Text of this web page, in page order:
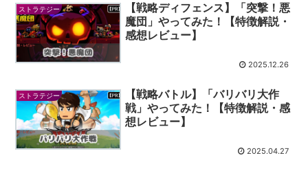
ストラテジー
【戦略ディフェンス】「突撃！悪
魔団」やってみた！【特徴解説・
感想レビュー】
2025.12.26
ストラテジー
【戦略バトル】「バリバリ大作
戦」やってみた！【特徴解説・感
想レビュー】
2025.04.27